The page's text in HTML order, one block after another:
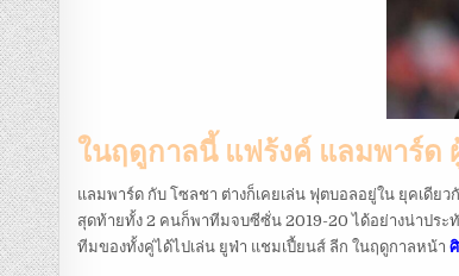
ในฤดูกาลนี้ แฟร้งค์ แลมพาร์ด
แลมพาร์ด กับ โซลชา ต่างก็เคยเล่น ฟุตบอลอยู่ใน ยุคเดี
สุดท้ายทั้ง 2 คนก็พาทีมจบซีซั่น 2019-20 ได้อย่างน่าประ
ทีมของทั้งคู่ได้ไปเล่น ยูฟ่า แชมเปี้ยนส์ ลีก ในฤดูกาลหน้า